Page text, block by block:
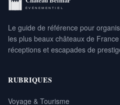
Le guide de référence pour
les plus beaux châteaux de
réceptions et escapades de
RUBRIQUES
Voyage & Tourisme